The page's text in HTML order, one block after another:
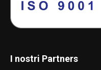
I nostri Partners